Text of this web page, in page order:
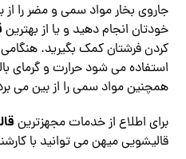
جاروی بخار مواد سمی و مضر را از
خودتان انجام دهید و یا از بهترین
کردن فرشتان کمک بگیرید.
استفاده می شود حرارت و گرمای
همچنین مواد سمی را از بین می
برای اطلاع از خدمات مجهزترین
قالیشویی میهن می توانید با